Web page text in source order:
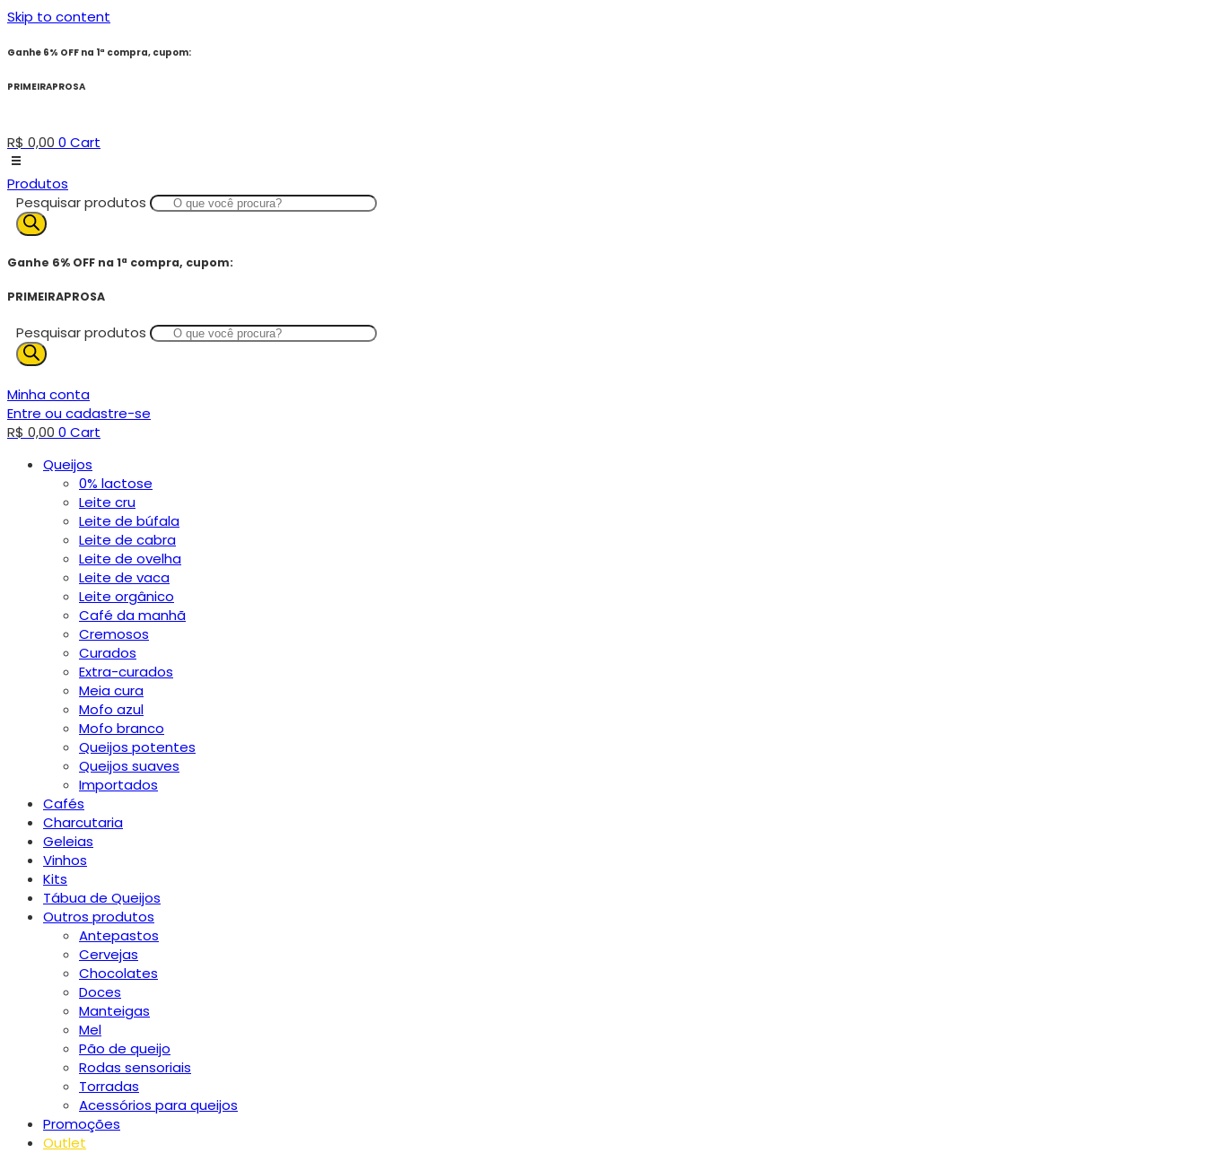
Skip to content
Ganhe 6% OFF na 1ª compra, cupom:
PRIMEIRAPROSA
R$ 0,00 0 Cart
Produtos
Pesquisar produtos
Ganhe 6% OFF na 1ª compra, cupom:
PRIMEIRAPROSA
Pesquisar produtos
Minha conta
Entre ou cadastre-se
R$ 0,00 0 Cart
Queijos
0% lactose
Leite cru
Leite de búfala
Leite de cabra
Leite de ovelha
Leite de vaca
Leite orgânico
Café da manhã
Cremosos
Curados
Extra-curados
Meia cura
Mofo azul
Mofo branco
Queijos potentes
Queijos suaves
Importados
Cafés
Charcutaria
Geleias
Vinhos
Kits
Tábua de Queijos
Outros produtos
Antepastos
Cervejas
Chocolates
Doces
Manteigas
Mel
Pão de queijo
Rodas sensoriais
Torradas
Acessórios para queijos
Promoções
Outlet